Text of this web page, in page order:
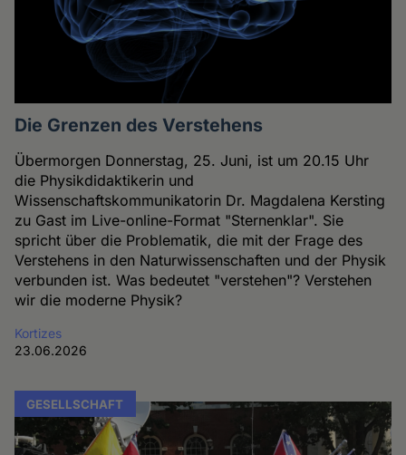
Die Grenzen des Verstehens
Übermorgen Donnerstag, 25. Juni, ist um 20.15 Uhr
die Physikdidaktikerin und
Wissenschaftskommunikatorin Dr. Magdalena Kersting
zu Gast im Live-online-Format "Sternenklar". Sie
spricht über die Problematik, die mit der Frage des
Verstehens in den Naturwissenschaften und der Physik
verbunden ist. Was bedeutet "verstehen"? Verstehen
wir die moderne Physik?
Kortizes
23.06.2026
GESELLSCHAFT